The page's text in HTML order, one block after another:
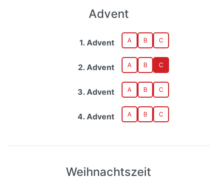
Advent
1. Advent A B C
2. Advent A B C
3. Advent A B C
4. Advent A B C
Weihnachtszeit